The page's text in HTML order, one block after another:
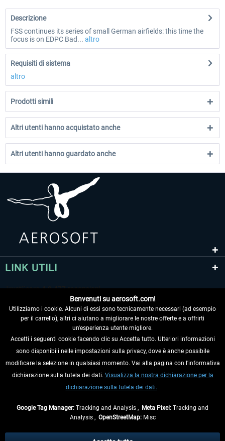
Descrizione
FSS continues its series of small German airfields: this time the
focus is on EDPC Bad... altro
Requisiti di sistema
altro
Prodotti simili
Altri utenti hanno acquistato anche
Altri utenti hanno guardato anche
LINK UTILI
RECEDERE DAL CONTRATTO
INFORMAZIONI
Benvenuti su aerosoft.com!
Utilizziamo i cookie. Alcuni di essi sono tecnicamente necessari (ad esempio
per il carrello), altri ci aiutano a migliorare le nostre offerte e a offrirti
un'esperienza utente migliore.
Accetti i seguenti cookie facendo clic su Accetta tutto. Ulteriori informazioni
sono disponibili nelle impostazioni sulla privacy, dove è anche possibile
modificare la selezione in qualsiasi momento. Vai alla pagina con l'informativa
dichiarazione sulla tutela dei dati. Visualizza la nostra dichiarazione per la
dichiarazione sulla tutela dei dati.
Google Tag Manager: Tracking and Analysis , Meta Pixel: Tracking and
Analysis , OpenStreetMap:Misc